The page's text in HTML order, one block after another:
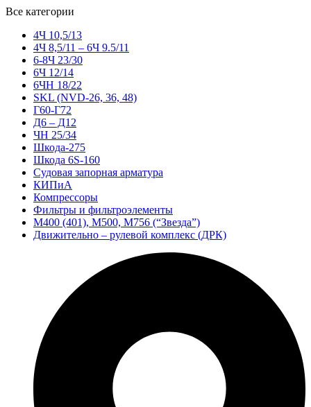
Все категории
4Ч 10,5/13
4Ч 8,5/11 – 6Ч 9.5/11
6-8Ч 23/30
6Ч 12/14
6ЧН 18/22
SKL (NVD-26, 36, 48)
Г60-Г72
Д6 – Д12
ЧН 25/34
Шкода-275
Шкода 6S-160
Судовая запорная арматура
КИПиА
Компрессоры
Фильтры и фильтроэлементы
М400 (401), М500, М756 (“Звезда”)
Движительно – рулевой комплекс (ДРК)